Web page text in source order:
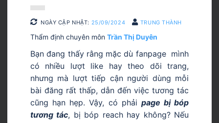
NGÀY CẬP NHẬT: 25/09/2024 TRUNG THÀNH
Thẩm định chuyên môn Trần Thị Duyên
Bạn đang thấy rằng mặc dù fanpage mình
có nhiều lượt like hay theo dõi trang,
nhưng mà lượt tiếp cận người dùng mỗi
bài đăng rất thấp, dẫn đến việc tương tác
cũng hạn hẹp. Vậy, có phải page bị bóp
tương tác, bị bóp reach hay không? Nếu